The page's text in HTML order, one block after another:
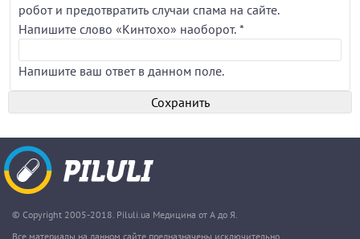
робот и предотвратить случаи спама на сайте.
Напишите слово «Кинтохо» наоборот. *
Напишите ваш ответ в данном поле.
© Copyright 2005-2018. Piluli.ua Медицина от А до Я.
Все материалы на данном сайте предназначены исключительно